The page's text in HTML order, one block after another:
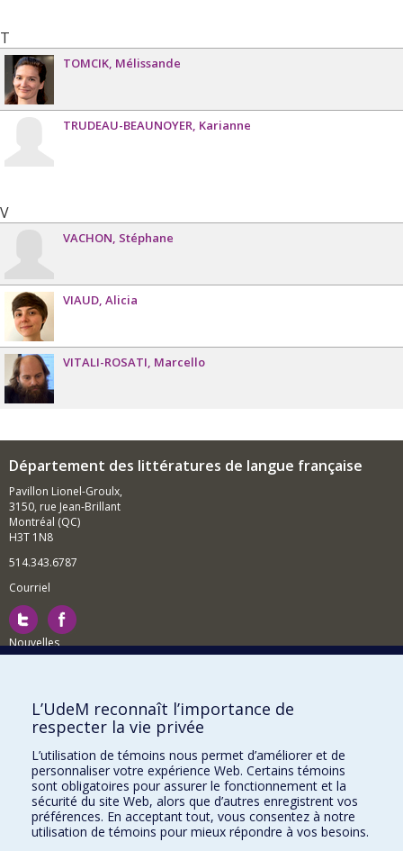
T
TOMCIK Mélissande
TRUDEAU-BEAUNOYER Karianne
V
VACHON Stéphane
VIAUD Alicia
VITALI-ROSATI Marcello
Département des littératures de langue française
Pavillon Lionel-Groulx,
3150, rue Jean-Brillant
Montréal (QC)
H3T 1N8
514.343.6787
Courriel
Nouvelles
Comment soutenir le Département?
BESOIN D'AIDE?
Plan du site
Signaler une erreur
Accessibilité
FACULTÉ DES ARTS ET DES SCIENCES
L’UdeM reconnaît l’importance de
respecter la vie privée
L’utilisation de témoins nous permet d’améliorer et de
personnaliser votre expérience Web. Certains témoins
sont obligatoires pour assurer le fonctionnement et la
sécurité du site Web, alors que d’autres enregistrent vos
préférences. En acceptant tout, vous consentez à notre
utilisation de témoins pour mieux répondre à vos besoins.